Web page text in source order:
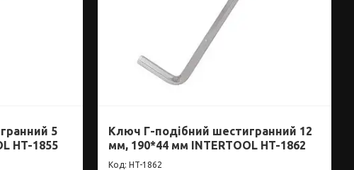
5
HT-1855
Ключ Г-подібний шестигранний 12
мм, 190*44 мм INTERTOOL HT-1862
HT-1862